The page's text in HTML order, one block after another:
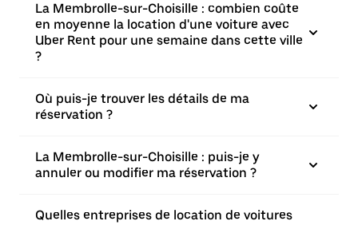
La Membrolle-sur-Choisille : combien coûte
en moyenne la location d'une voiture avec
Uber Rent pour une semaine dans cette ville
?
Où puis-je trouver les détails de ma
réservation ?
La Membrolle-sur-Choisille : puis-je y
annuler ou modifier ma réservation ?
Quelles entreprises de location de voitures